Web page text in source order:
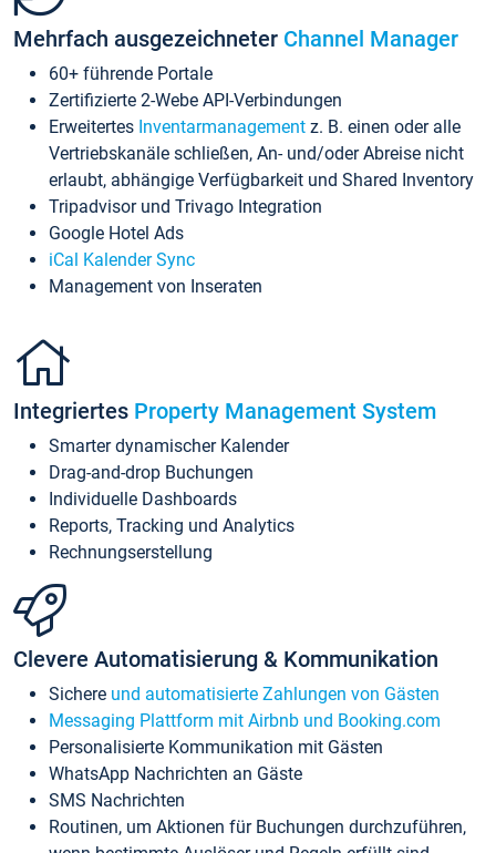
Mehrfach ausgezeichneter Channel Manager
60+ führende Portale
Zertifizierte 2-Webe API-Verbindungen
Erweitertes Inventarmanagement z. B. einen oder alle
Vertriebskanäle schließen, An- und/oder Abreise nicht
erlaubt, abhängige Verfügbarkeit und Shared Inventory
Tripadvisor und Trivago Integration
Google Hotel Ads
iCal Kalender Sync
Management von Inseraten
Integriertes Property Management System
Smarter dynamischer Kalender
Drag-and-drop Buchungen
Individuelle Dashboards
Reports, Tracking und Analytics
Rechnungserstellung
Clevere Automatisierung & Kommunikation
Sichere und automatisierte Zahlungen von Gästen
Messaging Plattform mit Airbnb und Booking.com
Personalisierte Kommunikation mit Gästen
WhatsApp Nachrichten an Gäste
SMS Nachrichten
Routinen, um Aktionen für Buchungen durchzuführen,